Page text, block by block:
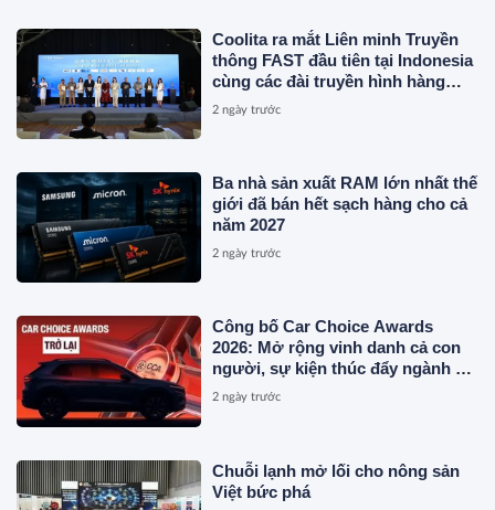
Coolita ra mắt Liên minh Truyền
thông FAST đầu tiên tại Indonesia
cùng các đài truyền hình hàng
đầu
2 ngày trước
Ba nhà sản xuất RAM lớn nhất thế
giới đã bán hết sạch hàng cho cả
năm 2027
2 ngày trước
Công bố Car Choice Awards
2026: Mở rộng vinh danh cả con
người, sự kiện thúc đẩy ngành xe
Việt Nam
2 ngày trước
Chuỗi lạnh mở lối cho nông sản
Việt bức phá